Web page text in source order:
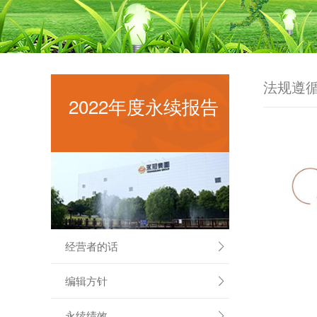
2022年度永续报告
经营者的话 
编辑方针 
法规遵